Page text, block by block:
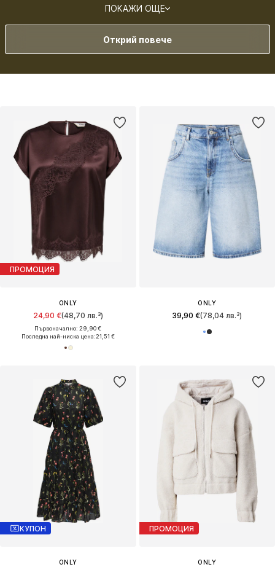
като поставя силен акцент върху денима. Моделите са създадени за
съвременната, съзнаваща стила си жена, която подхожда с игривост
към модата и обича да експериментира с външния си вид.
ПОКАЖИ ОЩЕ
Открий повече
ПРОМОЦИЯ
ONLY
24,90 €(48,70 лв.³)
Първоначално: 29,90 €
Последна най-ниска цена:21,51 €
ONLY
39,90 €(78,04 лв.³)
КУПОН
ONLY
ПРОМОЦИЯ
ONLY